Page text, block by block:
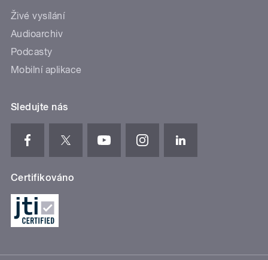
Živé vysílání
Audioarchiv
Podcasty
Mobilní aplikace
Sledujte nás
Certifikováno